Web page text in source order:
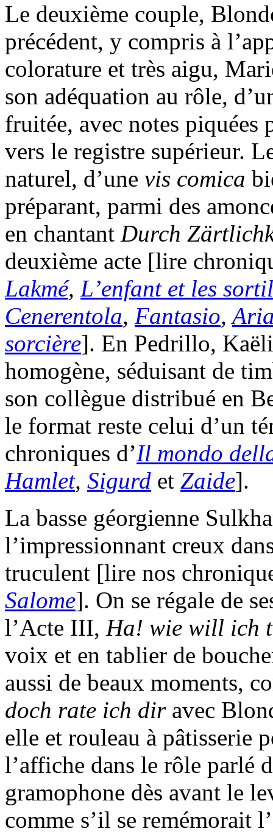
Le deuxième couple,
précédent, y compris à
colorature et très aigu,
son adéquation au rôle,
fruitée, avec notes piquées
vers le registre supérieur.
naturel, d’une vis comica
préparant, parmi des
en chantant Durch
deuxième acte [lire
Lakmé, L’enfant et les
Cenerentola, Fantasio,
sorcière]. En Pedrillo,
homogène, séduisant de
son collègue distribué en
le format reste celui d’un
chroniques d’Il mondo
Hamlet, Sigurd et Zaide].
La basse géorgienne
l’impressionnant creux
truculent [lire nos
Salome]. On se régale de
l’Acte III, Ha! wie will ich
voix et en tablier de
aussi de beaux moments,
doch rate ich diravec
elle et rouleau à pâtisserie
l’affiche dans le rôle parlé
gramophone dès avant le
comme s’il se remémorait